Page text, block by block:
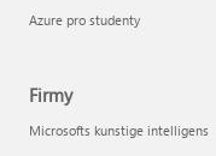
Azure pro studenty
Firmy
Microsofts kunstige intelligens